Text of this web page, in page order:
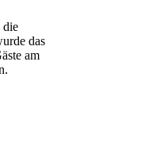
die
das
am